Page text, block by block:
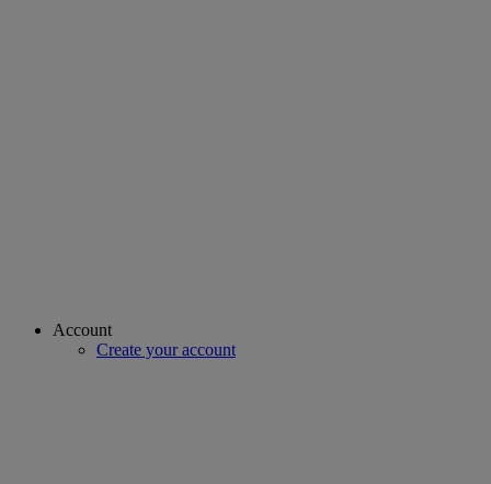
Account
Create your account